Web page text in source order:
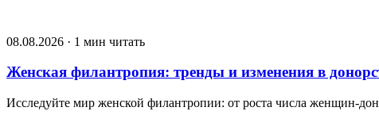
08.08.2026 · 1 мин читать
Женская филантропия: тренды и изменения в
Исследуйте мир женской филантропии: от роста числа женщин-